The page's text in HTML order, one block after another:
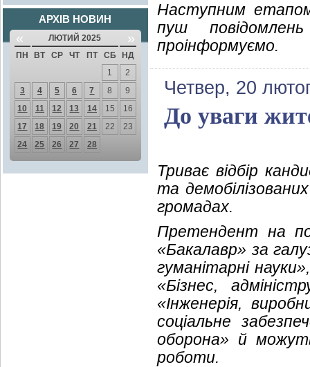
АРХІВ НОВИН
« ЛЮТИЙ 2025 »
ПН ВТ СР ЧТ ПТ СБ
НД
1
2
3
4 5 6 7 8
9
10
11 12 13 14 15
16
17
18 19 20 21 22
23
24
25 26 27 28
Наступним
пуш
проінформуємо.
Четвер, 20
До уваги
Триває відбір
та
громадах.
Претендент на
«Бакалавр» за
гуманітарні
«Бізнес,
«Інженерія,
соціальне
оборона» й
роботи.